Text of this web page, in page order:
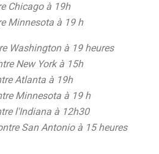
Chicago à 19h
Minnesota à 19 h
Washington à 19 heures
New York à 15h
Atlanta à 19h
Minnesota à 19 h
l'Indiana à 12h30
San Antonio à 15 heures